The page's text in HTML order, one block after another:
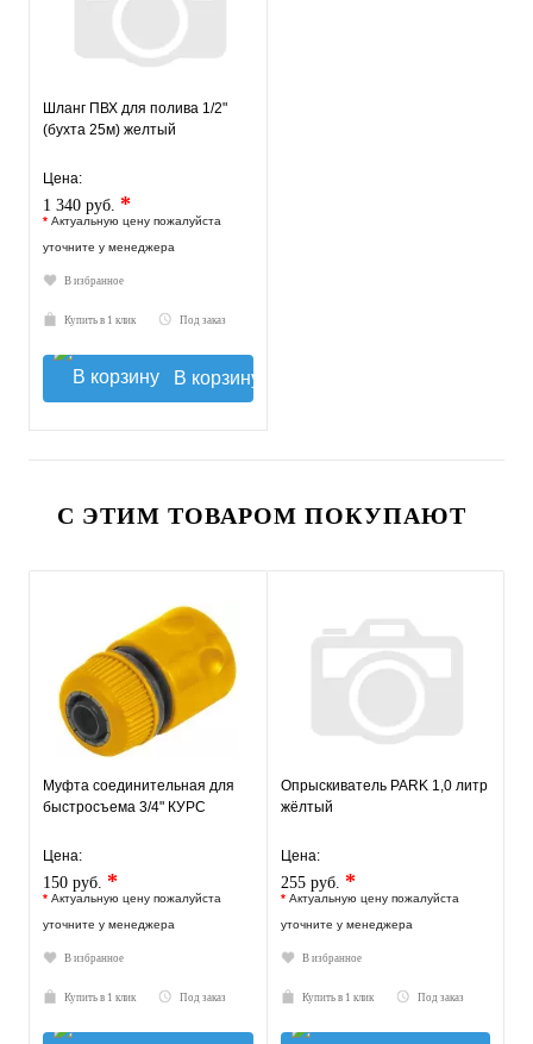
Шланг ПВХ для полива 1/2"
(бухта 25м) желтый
Цена:
1 340 руб. *
* Актуальную цену пожалуйста
уточните у менеджера
В избранное
Купить в 1 клик Под заказ
В корзину
С ЭТИМ ТОВАРОМ ПОКУПАЮТ
Муфта соединительная для
быстросъема 3/4" КУРС
Цена:
150 руб. *
* Актуальную цену пожалуйста
уточните у менеджера
В избранное
Купить в 1 клик Под заказ
Опрыскиватель PARK 1,0 литр
жёлтый
Цена:
255 руб. *
* Актуальную цену пожалуйста
уточните у менеджера
В избранное
Купить в 1 клик Под заказ